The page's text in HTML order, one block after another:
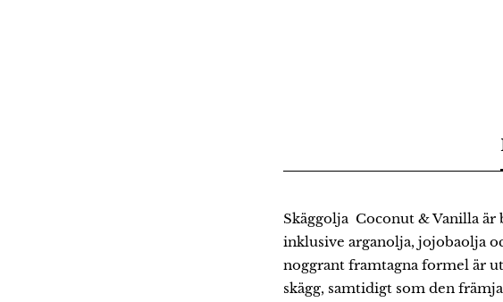
Skäggolja Coconut & Vanilla
inklusive arganolja, jojobaolja
noggrant framtagna formel är
skägg, samtidigt som den